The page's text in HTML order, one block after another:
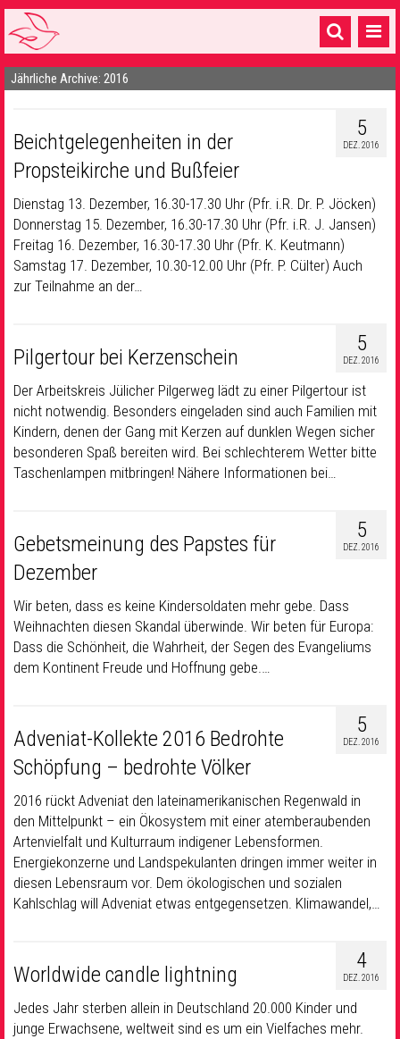
Startseite
16 Gemeinden & mehr
Sakramente & Feste
Gemeinschaft & Soziales
Jährliche Archive: 2016
5
DEZ. 2016
Beichtgelegenheiten in der
Propsteikirche und Bußfeier
Dienstag 13. Dezember, 16.30-17.30 Uhr (Pfr. i.R. Dr. P. Jöcken)
Donnerstag 15. Dezember, 16.30-17.30 Uhr (Pfr. i.R. J. Jansen)
Freitag 16. Dezember, 16.30-17.30 Uhr (Pfr. K. Keutmann)
Samstag 17. Dezember, 10.30-12.00 Uhr (Pfr. P. Cülter) Auch
zur Teilnahme an der…
5
DEZ. 2016
Pilgertour bei Kerzenschein
Der Arbeitskreis Jülicher Pilgerweg lädt zu einer Pilgertour ist
nicht notwendig. Besonders eingeladen sind auch Familien mit
Kindern, denen der Gang mit Kerzen auf dunklen Wegen sicher
besonderen Spaß bereiten wird. Bei schlechterem Wetter bitte
Taschenlampen mitbringen! Nähere Informationen bei…
5
DEZ. 2016
Gebetsmeinung des Papstes für
Dezember
Wir beten, dass es keine Kindersoldaten mehr gebe. Dass
Weihnachten diesen Skandal überwinde. Wir beten für Europa:
Dass die Schönheit, die Wahrheit, der Segen des Evangeliums
dem Kontinent Freude und Hoffnung gebe.…
5
DEZ. 2016
Adveniat-Kollekte 2016 Bedrohte
Schöpfung – bedrohte Völker
2016 rückt Adveniat den lateinamerikanischen Regenwald in
den Mittelpunkt – ein Ökosystem mit einer atemberaubenden
Artenvielfalt und Kulturraum indigener Lebensformen.
Energiekonzerne und Landspekulanten dringen immer weiter in
diesen Lebensraum vor. Dem ökologischen und sozialen
Kahlschlag will Adveniat etwas entgegensetzen. Klimawandel,…
4
DEZ. 2016
Worldwide candle lightning
Jedes Jahr sterben allein in Deutschland 20.000 Kinder und
junge Erwachsene, weltweit sind es um ein Vielfaches mehr.